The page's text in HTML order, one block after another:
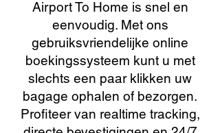
Airport To Home is snel en
eenvoudig. Met ons
gebruiksvriendelijke online
boekingssysteem kunt u met
slechts een paar klikken uw
bagage ophalen of bezorgen.
Profiteer van realtime tracking,